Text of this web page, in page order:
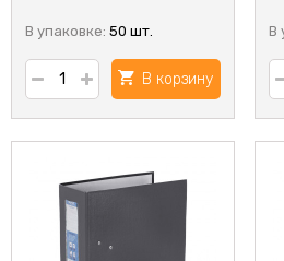
В упаковке: 50 шт.
В корзину
В